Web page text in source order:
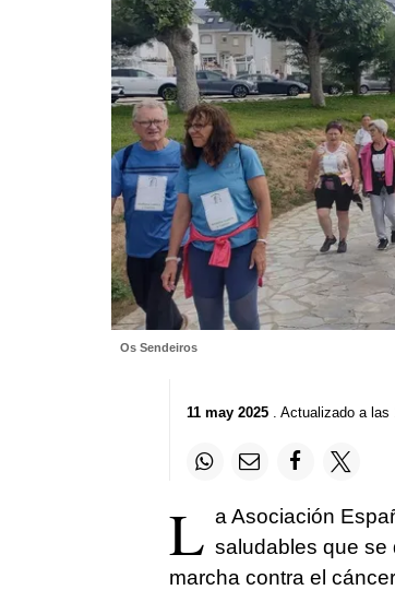
Os Sendeiros
11 may 2025. Actualizado a las
L a Asociación
saludables que se
marcha contra el